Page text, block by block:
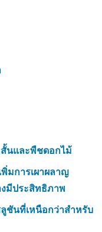
สั้นและพืชดอกไม้
มการเผาผลาญ
งมีประสิทธิภาพ
ชันที่เหนือกว่าสำหรับ